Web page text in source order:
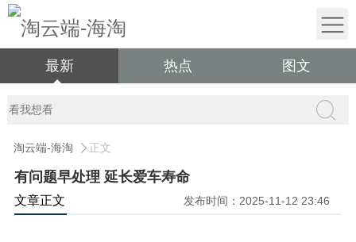
最新 热点 图文
淘云端-海淘 正文
有问题早处理 延长爱车寿命
文章正文 发布时间：2025-11-12 23:46